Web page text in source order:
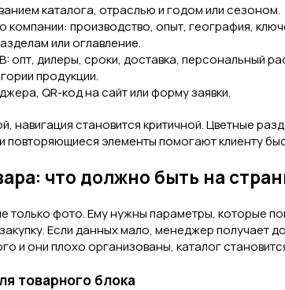
каталога, отраслью и годом или сезоном.
компании: производство, опыт, география,
или оглавление.
опт, дилеры, сроки, доставка, персональный
продукции.
QR-код на сайт или форму заявки.
навигация становится критичной. Цветные
повторяющиеся элементы помогают клиенту
что должно быть на
только фото. Ему нужны параметры, которые
Если данных мало, менеджер получает
и они плохо организованы, каталог
товарного блока